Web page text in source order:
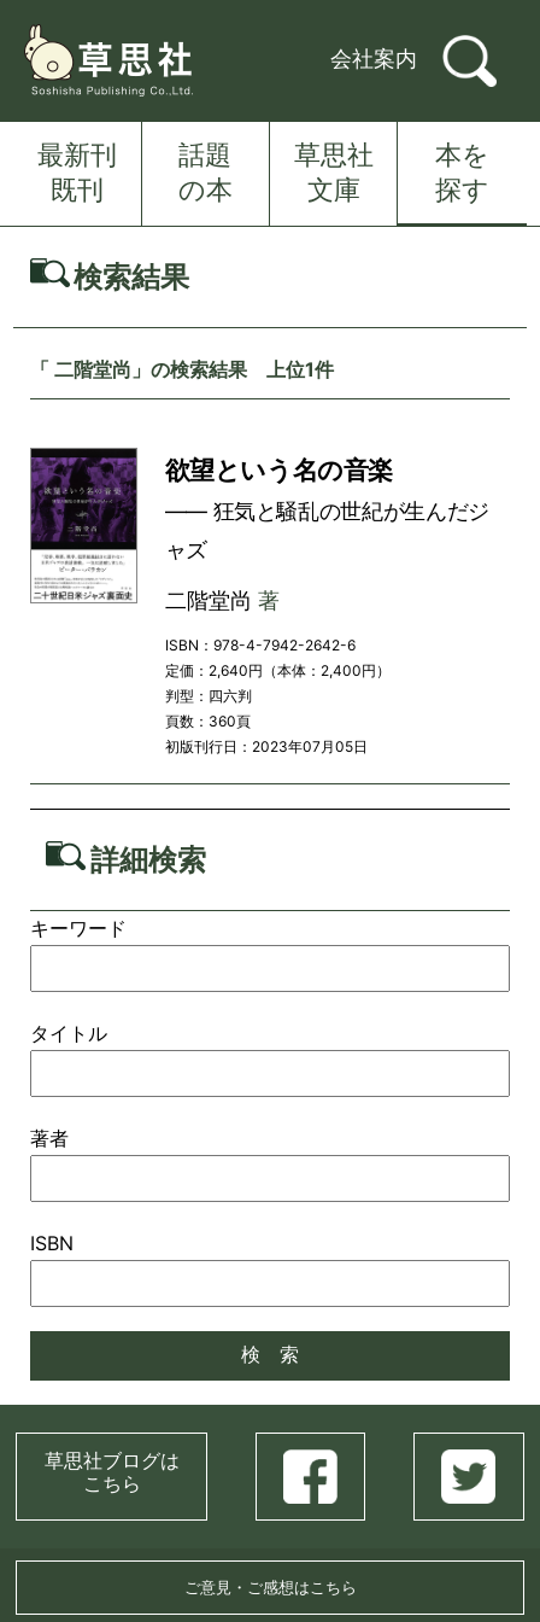
会社案内
最新刊
既刊
話題
の本
草思社
文庫
本を
探す
検索結果
「 二階堂尚」の検索結果 上位1件
欲望という名の音楽
―― 狂気と騒乱の世紀が生んだジ
ャズ
二階堂尚 著
ISBN：978-4-7942-2642-6
定価：2,640円（本体：2,400円）
判型：四六判
頁数：360頁
初版刊行日：2023年07月05日
詳細検索
キーワード
タイトル
著者
ISBN
草思社ブログは
こちら
ご意見・ご感想はこちら